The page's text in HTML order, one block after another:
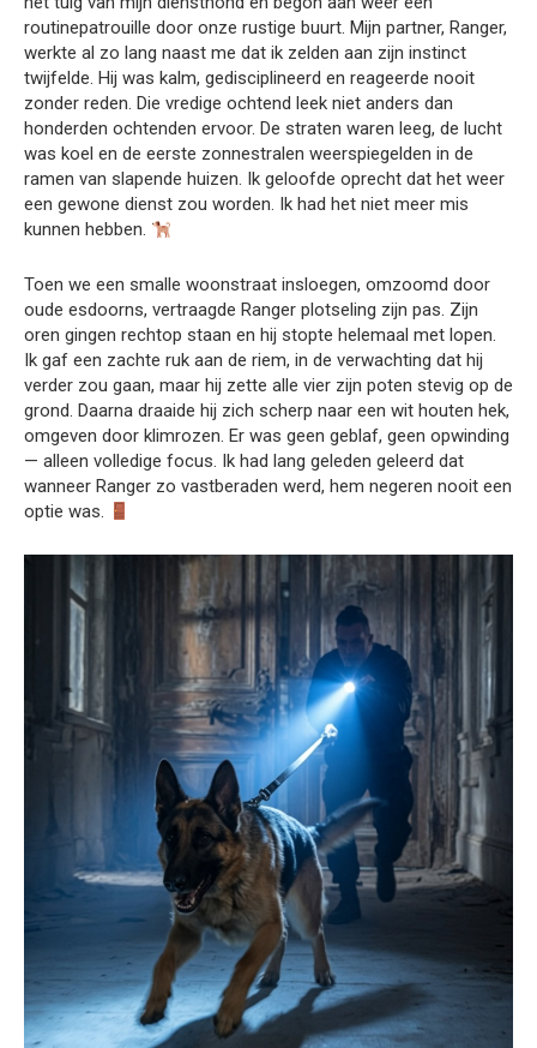
routinepatrouille door onze rustige buurt. Mijn partner, Ranger,
werkte al zo lang naast me dat ik zelden aan zijn instinct
twijfelde. Hij was kalm, gedisciplineerd en reageerde nooit
zonder reden. Die vredige ochtend leek niet anders dan
honderden ochtenden ervoor. De straten waren leeg, de lucht
was koel en de eerste zonnestralen weerspiegelden in de
ramen van slapende huizen. Ik geloofde oprecht dat het weer
een gewone dienst zou worden. Ik had het niet meer mis
kunnen hebben.
Toen we een smalle woonstraat insloegen, omzoomd door
oude esdoorns, vertraagde Ranger plotseling zijn pas. Zijn
oren gingen rechtop staan en hij stopte helemaal met lopen.
Ik gaf een zachte ruk aan de riem, in de verwachting dat hij
verder zou gaan, maar hij zette alle vier zijn poten stevig op de
grond. Daarna draaide hij zich scherp naar een wit houten hek,
omgeven door klimrozen. Er was geen geblaf, geen opwinding
— alleen volledige focus. Ik had lang geleden geleerd dat
wanneer Ranger zo vastberaden werd, hem negeren nooit een
optie was.